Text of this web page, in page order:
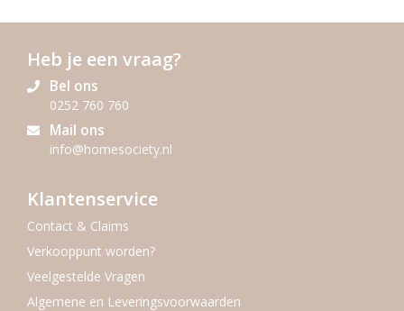
Heb je een vraag?
Bel ons
0252 760 760
Mail ons
info@homesociety.nl
Klantenservice
Contact & Claims
Verkooppunt worden?
Veelgestelde Vragen
Algemene en Leveringsvoorwaarden